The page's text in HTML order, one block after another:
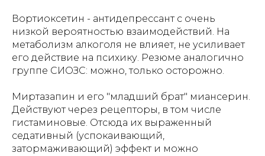
Вортиоксетин - антидепрессант с очень
низкой вероятностью взаимодействий. На
метаболизм алкоголя не влияет, не усиливает
его действие на психику. Резюме аналогично
группе СИОЗС: можно, только осторожно.
Миртазапин и его "младший брат" миансерин.
Действуют через рецепторы, в том числе
гистаминовые. Отсюда их выраженный
седативный (успокаивающий,
затормаживающий) эффект и можно